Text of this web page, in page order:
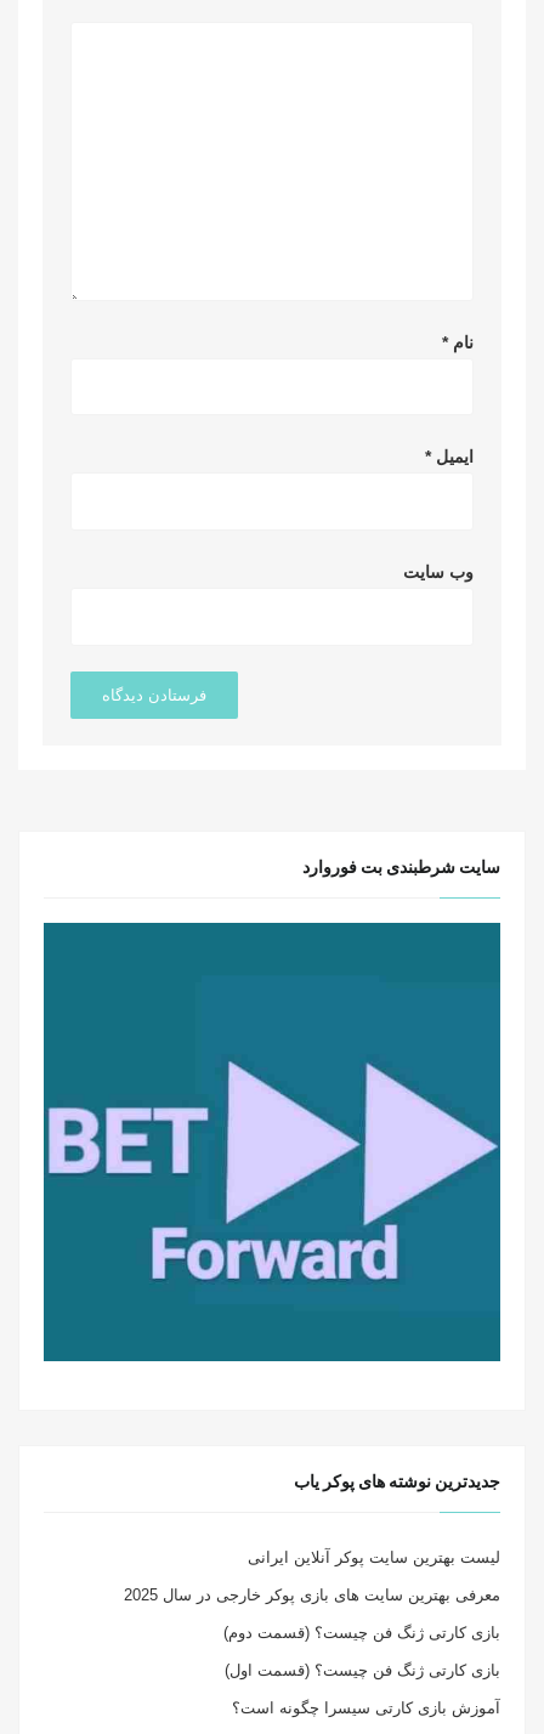
نام*
ایمیل*
وب‌ سایت
سایت شرطبندی بت فوروارد
جدیدترین نوشته های پوکر یاب
لیست بهترین سایت پوکر آنلاین ایرانی
معرفی بهترین سایت های بازی پوکر خارجی در سال 2025
بازی کارتی ژنگ فن چیست؟ (قسمت دوم)
بازی کارتی ژنگ فن چیست؟ (قسمت اول)
آموزش بازی کارتی سیسرا چگونه است؟